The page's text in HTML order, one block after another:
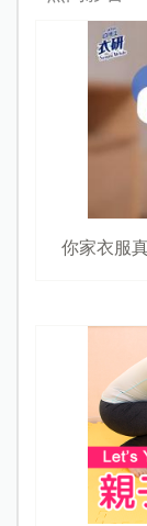
你家衣服